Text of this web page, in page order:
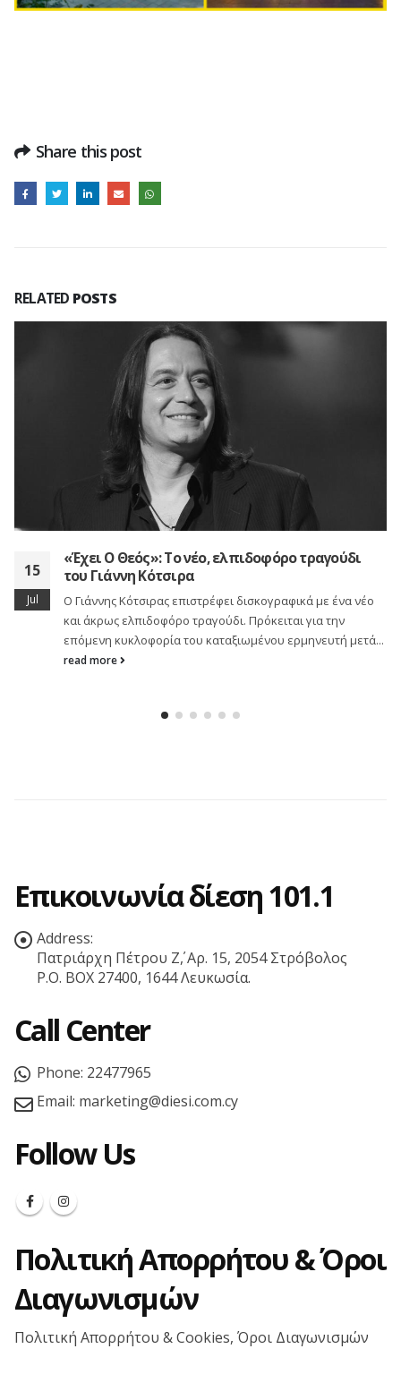
Share this post
RELATED POSTS
May
Μετά από το επιτυχημένο άλμπουμ «Η εποχή του
θερισμού» που αγαπήθηκε από το κοινό, η Νατάσσα
Μποφίλιου επιστρέφει με ολοκαίνουρια...
read more
Επικοινωνία δίεση 101.1
Address:
Πατριάρχη Πέτρου Ζ΄, Αρ. 15, 2054 Στρόβολος
P.O. BOX 27400, 1644 Λευκωσία.
Call Center
Phone: 22477965
Email: marketing@diesi.com.cy
Follow Us
Πολιτική Απορρήτου & Όροι
Διαγωνισμών
Πολιτική Απορρήτου & Cookies, Όροι Διαγωνισμών